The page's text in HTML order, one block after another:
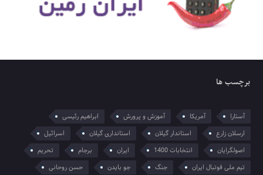
برچسب ها
آستارا آمریکا آموزش و پرورش
ابراهیم رئیسی
ارسلان زارع
استاندار گیلان استانداری گیلان
اسرائیل
اصولگرایان
انتخابات 1400 ایران برجام
تحریم
تیم ملی فوتبال ایران
جنگ جو بایدن حسن روحانی